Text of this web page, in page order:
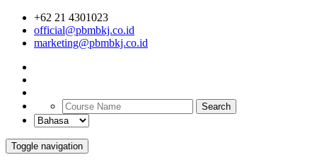
+62 21 4301023
official@pbmbkj.co.id
marketing@pbmbkj.co.id
Search
Toggle navigation